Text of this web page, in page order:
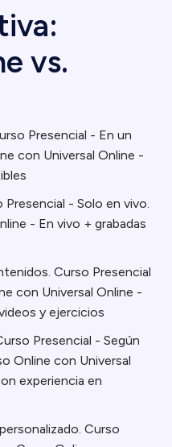
vs.
Presencial - En un
con Universal Online -
- Solo en vivo.
- En vivo + grabadas
Curso Presencial
con Universal Online -
y ejercicios
Presencial - Según
Online con Universal
experiencia en
Curso